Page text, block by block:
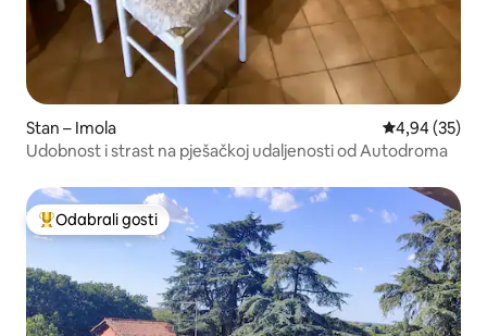
Stan – Imola Prosječna
4,94 (35)
Udobnost i strast na pješačkoj udaljenosti od Autodroma
Među najviše rangiranima s oznakom „Odabrali gosti”
Odabrali gosti